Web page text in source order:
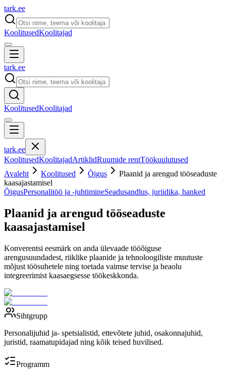
tark.ee
KoolitusedKoolitajad
tark.ee
KoolitusedKoolitajad
tark.ee
KoolitusedKoolitajadArtiklidRuumide rentTöökuulutused
Avaleht
Koolitused Õigus
Plaanid ja arengud tööseaduste
kaasajastamisel
ÕigusPersonalitöö ja -juhtimineSeadusandlus, juriidika, hanked
Plaanid ja arengud tööseaduste
kaasajastamisel
Konverentsi eesmärk on anda ülevaade tööõiguse
arengusuundadest, riiklike plaanide ja tehnoloogiliste muutuste
mõjust töösuhetele ning toetada vaimse tervise ja heaolu
integreerimist kaasaegsesse töökeskkonda.
Sihtgrupp
Personalijuhid ja- spetsialistid, ettevõtete juhid, osakonnajuhid,
juristid, raamatupidajad ning kõik teised huvilised.
Programm